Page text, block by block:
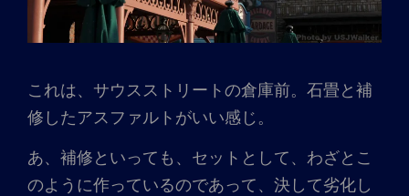
これは、サウスストリートの倉庫前。石畳と補
修したアスファルトがいい感じ。
あ、補修といっても、セットとして、わざとこ
のように作っているのであって、決して劣化し